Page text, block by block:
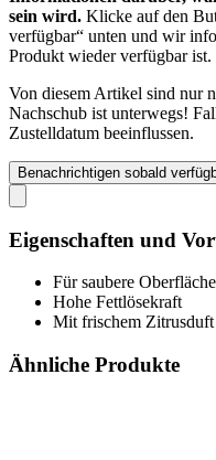
sein wird. Klicke auf den
verfügbar“ unten und wir
Produkt wieder verfügbar ist.
Von diesem Artikel sind nur
Nachschub ist unterwegs!
Zustelldatum beeinflussen.
Benachrichtigen sobald
Eigenschaften und
Für saubere
Hohe Fettlösekraft
Mit frischem Zitrusduft
Ähnliche Produkte